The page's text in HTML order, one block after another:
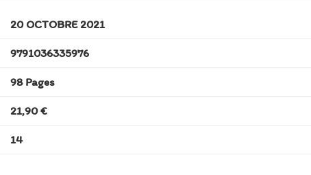
20 OCTOBRE 2021
9791036335976
98 Pages
21,90 €
14